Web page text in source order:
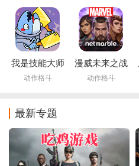
我是技能大师
游戏下载
动作格斗
漫威未来之战
app
动作格斗
最新专题